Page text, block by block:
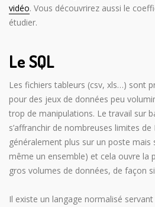
vidéo. Vous découvrirez aussi le
étudier.
Le SQL
Les fichiers tableurs (csv, xls…) sont
pour des jeux de données peu
trop de manipulations. Le travail sur
s’affranchir de nombreuses limites de
généralement plus sur un poste mais
même un ensemble) et cela ouvre la
gros volumes de données, de façon
Il existe un langage normalisé